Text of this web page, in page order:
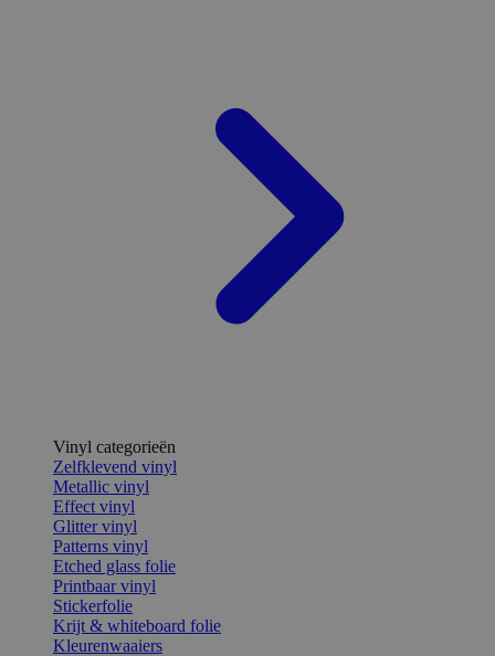
Vinyl categorieën
Zelfklevend vinyl
Metallic vinyl
Effect vinyl
Glitter vinyl
Patterns vinyl
Etched glass folie
Printbaar vinyl
Stickerfolie
Krijt & whiteboard folie
Kleurenwaaiers